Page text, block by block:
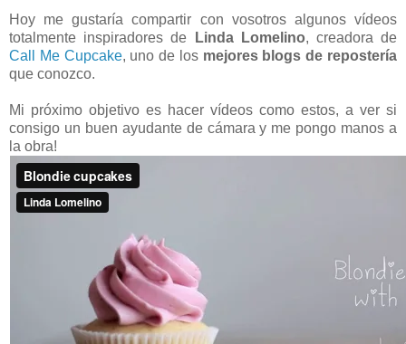
Hoy me gustaría compartir con vosotros algunos vídeos
totalmente inspiradores de
Linda Lomelino, creadora de
Call Me Cupcake, uno de los mejores blogs de repostería
que conozco.
Mi próximo objetivo es hacer vídeos como estos, a ver si
consigo un buen ayudante de cámara y me pongo manos a
la obra!